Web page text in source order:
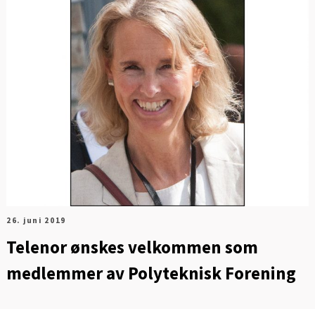
26. juni 2019
Telenor ønskes velkommen som
medlemmer av Polyteknisk Forening